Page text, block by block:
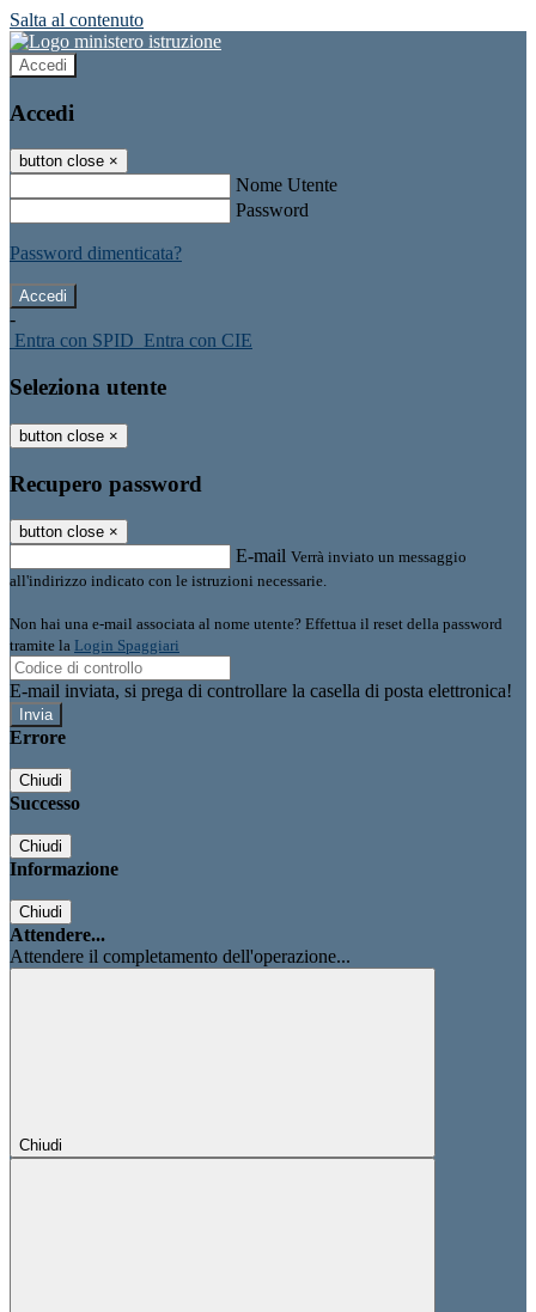
Salta al contenuto
Accedi
Accedi
button close ×
Nome Utente
Password
Password dimenticata?
-
Entra con SPID Entra con CIE
Seleziona utente
button close ×
Recupero password
button close ×
E-mail Verrà inviato un messaggio
all'indirizzo indicato con le istruzioni necessarie.
Non hai una e-mail associata al nome utente? Effettua il reset della password
tramite la Login Spaggiari
E-mail inviata, si prega di controllare la casella di posta elettronica!
Errore
Chiudi
Successo
Chiudi
Informazione
Chiudi
Attendere...
Attendere il completamento dell'operazione...
Chiudi